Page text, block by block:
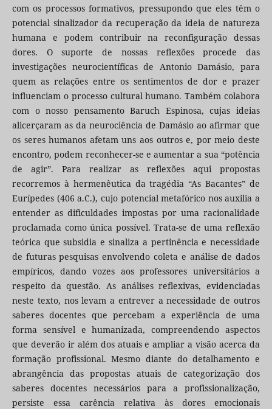
com os processos formativos, pressupondo que eles têm o
potencial sinalizador da recuperação da ideia de natureza
humana e podem contribuir na reconfiguração dessas
dores. O suporte de nossas reflexões procede das
investigações neurocientíficas de Antonio Damásio, para
quem as relações entre os sentimentos de dor e prazer
influenciam o processo cultural humano. Também colabora
com o nosso pensamento Baruch Espinosa, cujas ideias
alicerçaram as da neurociência de Damásio ao afirmar que
os seres humanos afetam uns aos outros e, por meio deste
encontro, podem reconhecer-se e aumentar a sua “potência
de agir”. Para realizar as reflexões aqui propostas
recorremos à hermenêutica da tragédia “As Bacantes” de
Eurípedes (406 a.C.), cujo potencial metafórico nos auxilia a
entender as dificuldades impostas por uma racionalidade
proclamada como única possível. Trata-se de uma reflexão
teórica que subsidia e sinaliza a pertinência e necessidade
de futuras pesquisas envolvendo coleta e análise de dados
empíricos, dando vozes aos professores universitários a
respeito da questão. As análises reflexivas, evidenciadas
neste texto, nos levam a entrever a necessidade de outros
saberes docentes que percebam a experiência de uma
forma sensível e humanizada, compreendendo aspectos
que deverão ir além dos atuais e ampliar a visão acerca da
formação profissional. Mesmo diante do detalhamento e
abrangência das propostas atuais de categorização dos
saberes docentes necessários para a profissionalização,
persiste essa carência relativa às dores emocionais